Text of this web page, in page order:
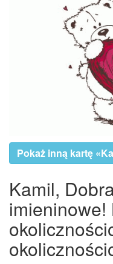
Pokaż inną kartę
Kamil,
imieninowe!